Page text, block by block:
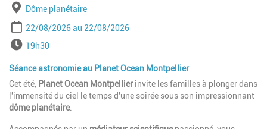
Lieu
Dôme planétaire
Période
Date de début
22/08/2026 Date de fin
22/08/2026
Horaires
19h30
Séance astronomie au Planet Ocean Montpellier
Cet été, Planet Ocean Montpellier invite les familles à plonger dans
l'immensité du ciel le temps d'une soirée sous son impressionnant
dôme planétaire.